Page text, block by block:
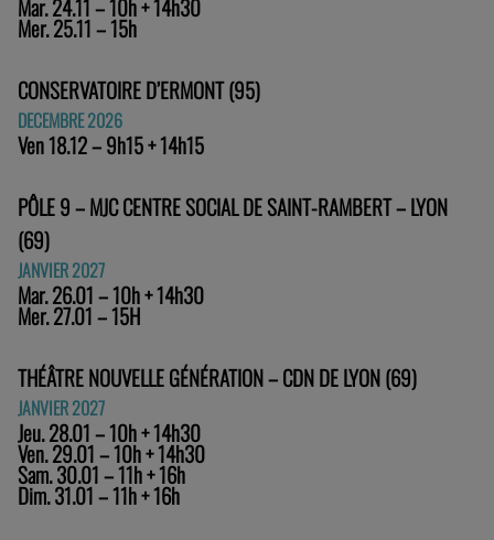
Mar. 24.11 – 10h + 14h30
Mer. 25.11 – 15h
CONSERVATOIRE D’ERMONT (95)
DECEMBRE 2026
Ven 18.12 – 9h15 + 14h15
PÔLE 9 – MJC CENTRE SOCIAL DE SAINT-RAMBERT – LYON
(69)
JANVIER 2027
Mar. 26.01 – 10h + 14h30
Mer. 27.01 – 15H
THÉÂTRE NOUVELLE GÉNÉRATION – CDN DE LYON (69)
JANVIER 2027
Jeu. 28.01 – 10h + 14h30
Ven. 29.01 – 10h + 14h30
Sam. 30.01 – 11h + 16h
Dim. 31.01 – 11h + 16h